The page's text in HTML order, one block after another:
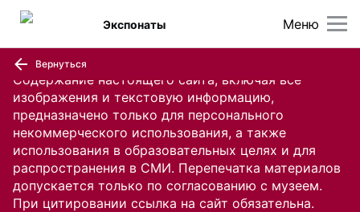
Содержание настоящего сайта, включая все
изображения и текстовую информацию,
предназначено только для персонального
некоммерческого использования, а также
использования в образовательных целях и для
распространения в СМИ. Перепечатка материалов
допускается только по согласованию с музеем.
При цитировании ссылка на сайт обязательна.
Меню
Экспонаты
Вернуться